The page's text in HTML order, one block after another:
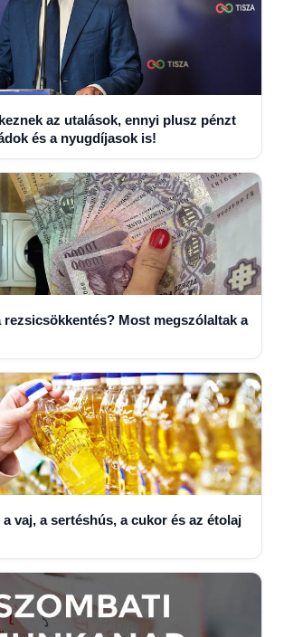
az utalások, ennyi plusz pénzt
és a nyugdíjasok is!
rezsicsökkentés? Most megszólaltak a
vaj, a sertéshús, a cukor és az étolaj